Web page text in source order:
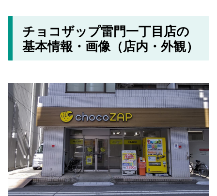
チョコザップ雷門一丁目店の
基本情報・画像（店内・外観）